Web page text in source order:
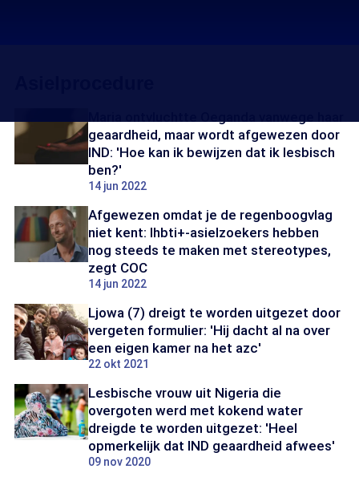
geaardheid, maar wordt afgewezen door
IND: 'Hoe kan ik bewijzen dat ik lesbisch
ben?'
14 jun 2022
Afgewezen omdat je de regenboogvlag
niet kent: lhbti+-asielzoekers hebben
nog steeds te maken met stereotypes,
zegt COC
14 jun 2022
Ljowa (7) dreigt te worden uitgezet door
vergeten formulier: 'Hij dacht al na over
een eigen kamer na het azc'
22 okt 2021
Lesbische vrouw uit Nigeria die
overgoten werd met kokend water
dreigde te worden uitgezet: 'Heel
opmerkelijk dat IND geaardheid afwees'
09 nov 2020